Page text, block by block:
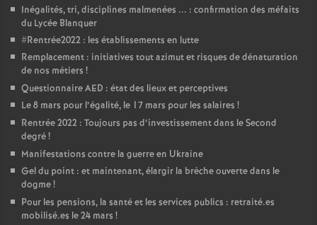
Inégalités, tri, disciplines malmenées ... : confirmation des méfaits
du Lycée Blanquer
#Rentrée2022 : les établissements en lutte
Remplacement : initiatives tout azimut et risques de dénaturation
de nos métiers !
Questionnaire AED : état des lieux et perceptives
Le 8 mars pour l’égalité, le 17 mars pour les salaires !
Rentrée 2022 : Toujours pas d’investissement dans le Second
degré!
Manifestations contre la guerre en Ukraine
Gel du point : et maintenant, élargir la brèche ouverte dans le
dogme!
Pour les pensions, la santé et les services publics : retraité.es
mobilisé.es le 24 mars !